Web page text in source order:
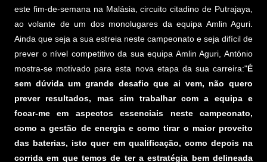
este fim-de-semana na Malásia, circuito citadino de Putrajaya,
ao volante de um dos monolugares da equipa Amlin Aguri.
Ainda que seja a sua estreia neste campeonato e seja difícil de
prever o nível competitivo da sua equipa Amlin Aguri, António
mostra-se motivado para esta nova etapa da sua carreira:"É
sem dúvida um grande desafio que ai vem, não quero
prever resultados, mas sim trabalhar com a equipa e
focar-me em aspectos essenciais neste campeonato,
como a gestão de energia e como tirar o maior proveito
das baterias, isto quer em qualificação, como depois na
corrida em que temos de ter a estratégia bem delineada